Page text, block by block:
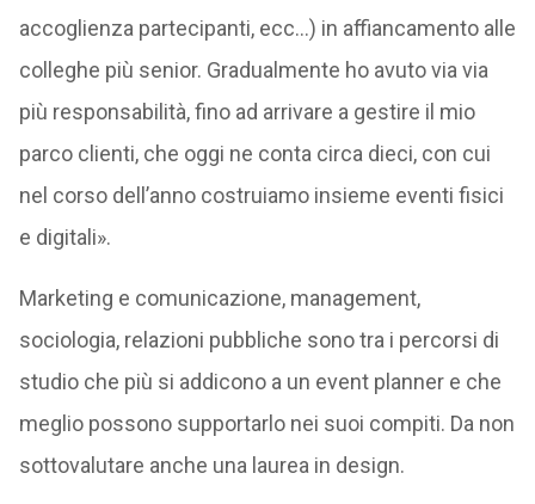
accoglienza partecipanti, ecc…) in affiancamento alle
colleghe più senior. Gradualmente ho avuto via via
più responsabilità, fino ad arrivare a gestire il mio
parco clienti, che oggi ne conta circa dieci, con cui
nel corso dell’anno costruiamo insieme eventi fisici
e digitali».
Marketing e comunicazione, management,
sociologia, relazioni pubbliche sono tra i percorsi di
studio che più si addicono a un event planner e che
meglio possono supportarlo nei suoi compiti. Da non
sottovalutare anche una laurea in design.